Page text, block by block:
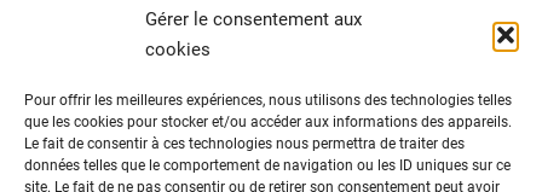
Gérer le consentement aux
cookies
Pour offrir les meilleures expériences, nous utilisons des technologies telles
que les cookies pour stocker et/ou accéder aux informations des appareils.
Le fait de consentir à ces technologies nous permettra de traiter des
données telles que le comportement de navigation ou les ID uniques sur ce
site. Le fait de ne pas consentir ou de retirer son consentement peut avoir
ADN Tourisme
Fédération nationale des organismes